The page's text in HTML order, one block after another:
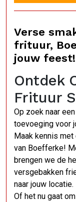
Verse
frituur,
jouw feest!
Ontdek
Frituur
Op zoek naar
toevoeging voor
Maak kennis
van Boefferke!
brengen we de
versgebakken
naar jouw locatie.
Of het nu gaat